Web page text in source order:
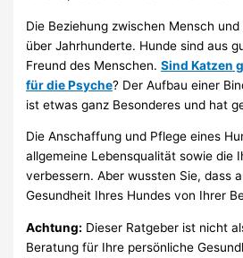
Die Beziehung zwischen Mensch
über Jahrhunderte. Hunde sind aus
Freund des Menschen.Sind Katzen
für die Psyche? Der Aufbau einer
ist etwas ganz Besonderes und hat
Die Anschaffung und Pflege eines
allgemeine Lebensqualität sowie die
verbessern. Aber wussten Sie, dass
Gesundheit Ihres Hundes von Ihrer
Achtung: Dieser Ratgeber ist nicht
Beratung für Ihre persönliche